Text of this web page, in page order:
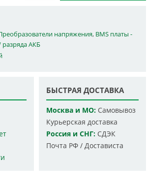
напряжения, BMS платы -
разряда АКБ
БЫСТРАЯ ДОСТАВКА
Москва и МО:Самовывоз
Курьерская доставка
Россия и СНГ:СДЭК
Почта РФ / Достависта